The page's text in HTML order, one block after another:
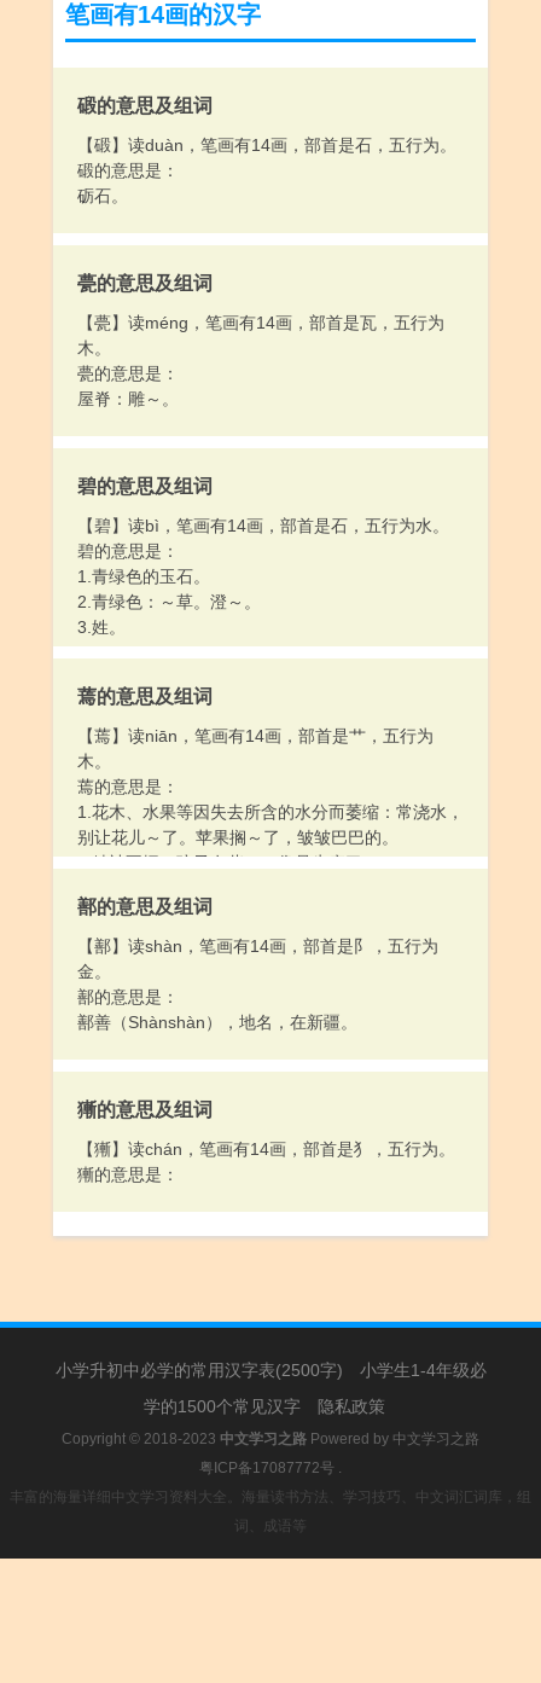
笔画有14画的汉字
碫的意思及组词
【碫】读duàn，笔画有14画，部首是石，五行为。
碫的意思是：
砺石。
甍的意思及组词
【甍】读méng，笔画有14画，部首是瓦，五行为
木。
甍的意思是：
屋脊：雕～。
碧的意思及组词
【碧】读bì，笔画有14画，部首是石，五行为水。
碧的意思是：
1.青绿色的玉石。
2.青绿色：～草。澄～。
3.姓。
蔫的意思及组词
【蔫】读niān，笔画有14画，部首是艹，五行为
木。
蔫的意思是：
1.花木、水果等因失去所含的水分而萎缩：常浇水，
别让花儿～了。苹果搁～了，皱皱巴巴的。
2.精神不振：孩子有些～，像是生病了。
有主见。
鄯的意思及组词
【鄯】读shàn，笔画有14画，部首是阝，五行为
金。
鄯的意思是：
鄯善（Shànshàn），地名，在新疆。
獑的意思及组词
【獑】读chán，笔画有14画，部首是犭，五行为。
獑的意思是：
小学升初中必学的常用汉字表(2500字)
小学生1-4年级必
学的1500个常见汉字
隐私政策
Copyright © 2018-2023 中文学习之路 Powered by 中文学习之路
粤ICP备17087772号 .
丰富的海量详细中文学习资料大全。海量读书方法、学习技巧、中文词汇词库，组
词、成语等